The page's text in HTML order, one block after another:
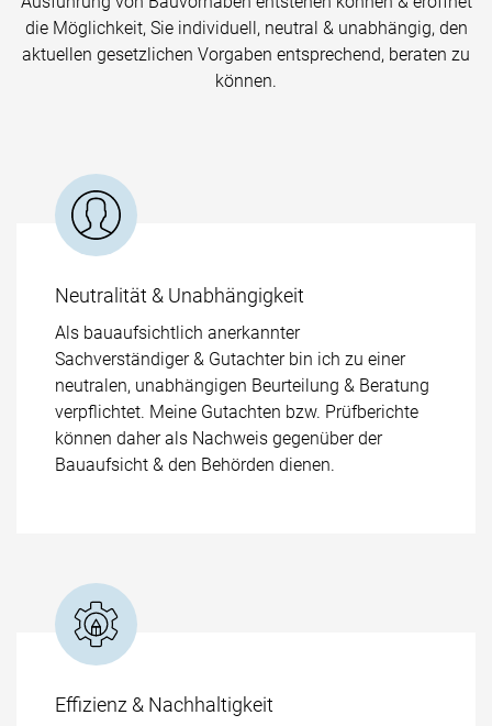
die Möglichkeit, Sie individuell, neutral & unabhängig, den
aktuellen gesetzlichen Vorgaben entsprechend, beraten zu
können.
Neutralität & Unabhängigkeit
Als bauaufsichtlich anerkannter
Sachverständiger & Gutachter bin ich zu einer
neutralen, unabhängigen Beurteilung & Beratung
verpflichtet. Meine Gutachten bzw. Prüfberichte
können daher als Nachweis gegenüber der
Bauaufsicht & den Behörden dienen.
Effizienz & Nachhaltigkeit